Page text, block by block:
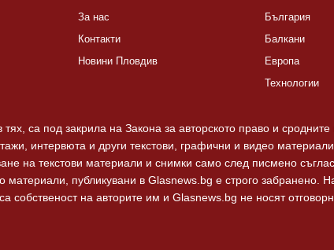
За нас
Контакти
Новини Пловдив
България
Балкани
Европа
Технологии
са под закрила на Закона за авторското право и
интервюта и други текстови, графични и видео
на текстови материали и снимки само след писмено
публикувани в Glasnews.bg е строго забранено.
на авторите им и Glasnews.bg не носят